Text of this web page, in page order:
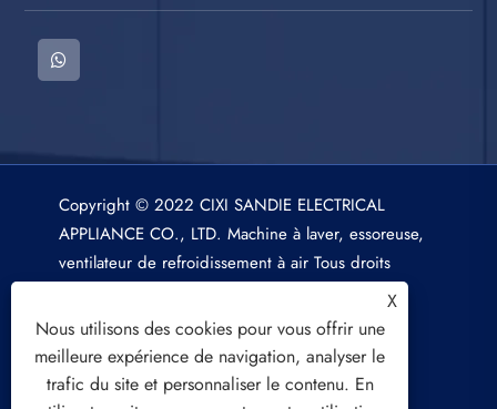
Copyright © 2022 CIXI SANDIE ELECTRICAL
APPLIANCE CO., LTD. Machine à laver, essoreuse,
ventilateur de refroidissement à air Tous droits
X
Nous utilisons des cookies pour vous offrir une
meilleure expérience de navigation, analyser le
trafic du site et personnaliser le contenu. En